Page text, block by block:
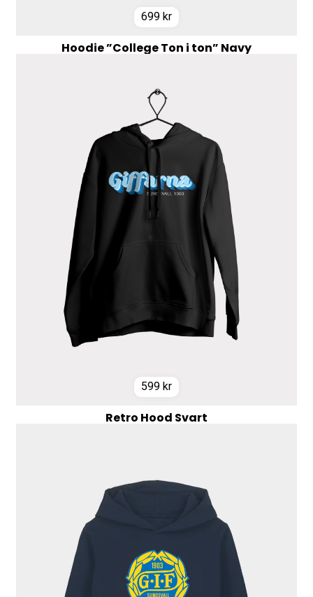
699 kr
Hoodie ”College Ton i ton” Navy
599 kr
Retro Hood Svart